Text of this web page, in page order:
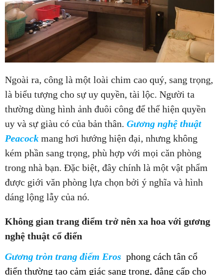
Ngoài ra, công là một loài chim cao quý, sang trọng,
là biểu tượng cho sự uy quyền, tài lộc. Người ta
thường dùng hình ảnh đuôi công để thể hiện quyền
uy và sự giàu có của bản thân. Gương nghệ thuật
Peacock mang hơi hướng hiện đại, nhưng không
kém phần sang trọng, phù hợp với mọi căn phòng
trong nhà bạn. Đặc biệt, đây chính là một vật phẩm
được giới văn phòng lựa chọn bởi ý nghĩa và hình
dáng lộng lẫy của nó.
Không gian trang điểm trở nên xa hoa với gương
nghệ thuật cổ điển
Gương tròn trang điểm Eros phong cách tân cổ
điển thường tạo cảm giác sang trọng, đẳng cấp cho